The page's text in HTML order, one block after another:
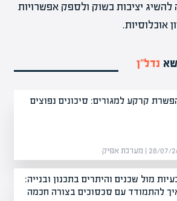
להשיג יציבות בשוק ולספק אפשרויות
אוכלוסיות.
נדל”ן
קרקע למגורים: סיכונים נפוצים
07/26 | מערכת אפיק
מול שכנים והיתרים בתכנון ובנייה:
להתמודד עם סכסוכים בצורה חכמה